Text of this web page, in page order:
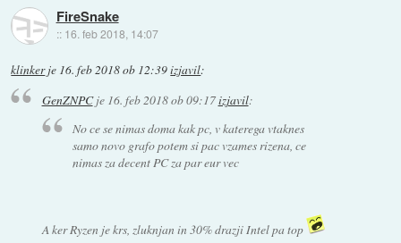
FireSnake
:: 16. feb 2018, 14:07
klinkerje 16. feb 2018 ob 12:39izjavil:
GenZNPCje 16. feb 2018 ob 09:17izjavil:
No ce se nimas doma kak pc, v katerega vtaknes
samo novo grafo potem si pac vzames rizena, ce
nimas za decent PC za par eur vec
A ker Ryzen je krs, zluknjan in 30% drazji Intel pa top